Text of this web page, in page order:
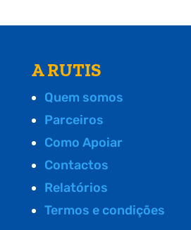
A RUTIS
Quem somos
Parceiros
Como Apoiar
Contactos
Relatórios
Termos e condições